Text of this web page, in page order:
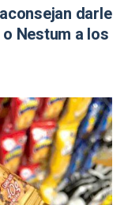
darle
Nestum a los